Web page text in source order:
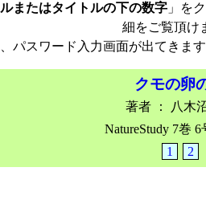
またはタイトルの下の数字 」を
細をご覧頂け
パスワード入力画面が出てきま
クモの卵
著者 ： 八木
NatureStudy 7巻 6
1
2